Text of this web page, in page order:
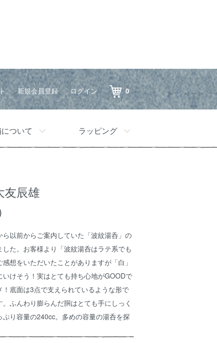
新規会員登録 ログイン 0
ついて ラッピング
友辰雄
以前からご案内していた「波紋湯呑」の
た。お客様より「波紋湯呑はラテ系でも
想をいただいたことがありますが「白」
いけそう！実はとても持ち心地がGOODで
底面は3点で支えられているような形で
ふんわり膨らんだ胴はとても手にしっく
ぷり容量の240cc。多めの容量の湯呑を探